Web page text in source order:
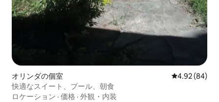
オリンダの個室 レビュー84
4.92 (84)
快適なスイート、プール、朝食
ロケーション · 価格 · 外観・内装